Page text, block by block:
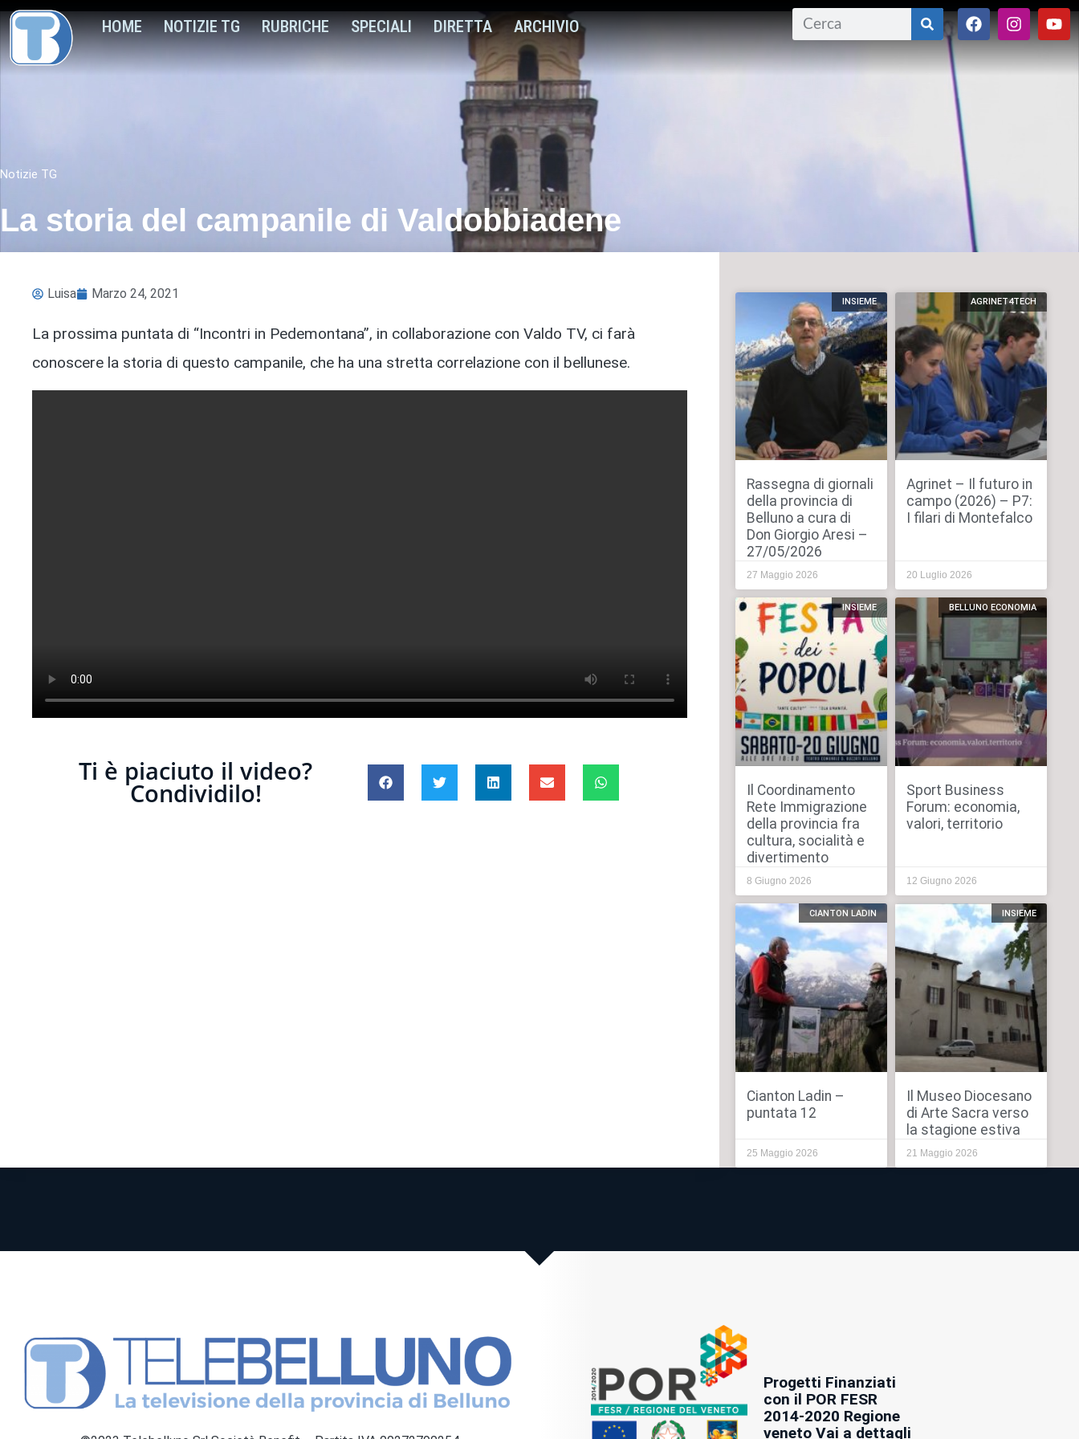
HOME NOTIZIE TG RUBRICHE SPECIALI DIRETTA ARCHIVIO
Notizie TG
La storia del campanile di Valdobbiadene
Luisa Marzo 24, 2021
La prossima puntata di “Incontri in Pedemontana”, in collaborazione con Valdo TV, ci farà
conoscere la storia di questo campanile, che ha una stretta correlazione con il bellunese.
Ti è piaciuto il video?
Condividilo!
INSIEME
Rassegna di giornali
della provincia di
Belluno a cura di
Don Giorgio Aresi –
27/05/2026
27 Maggio 2026
AGRINET4TECH
Agrinet – Il futuro in
campo (2026) – P7:
I filari di Montefalco
20 Luglio 2026
INSIEME
Il Coordinamento
Rete Immigrazione
della provincia fra
cultura, socialità e
divertimento
8 Giugno 2026
BELLUNO ECONOMIA
Sport Business
Forum: economia,
valori, territorio
12 Giugno 2026
CIANTON LADIN
Cianton Ladin –
puntata 12
25 Maggio 2026
INSIEME
Il Museo Diocesano
di Arte Sacra verso
la stagione estiva
21 Maggio 2026
Progetti Finanziati
con il POR FESR
2014-2020 Regione
veneto Vai a dettagli